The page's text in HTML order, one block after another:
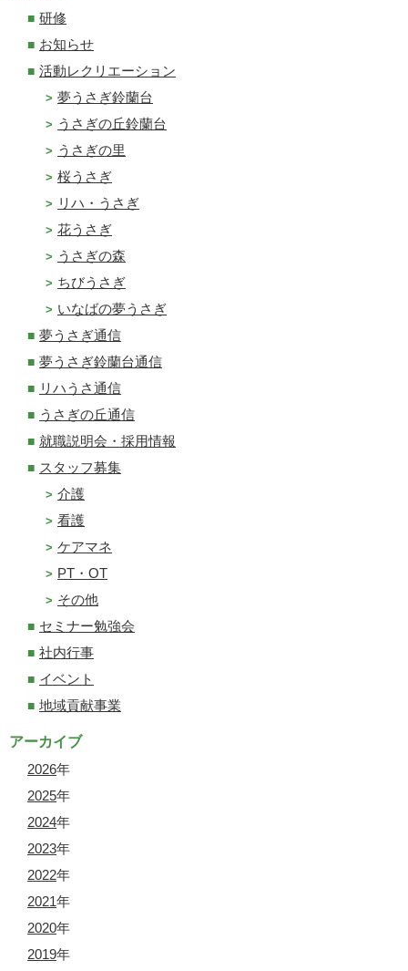
研修
お知らせ
活動レクリエーション
夢うさぎ鈴蘭台
うさぎの丘鈴蘭台
うさぎの里
桜うさぎ
リハ・うさぎ
花うさぎ
うさぎの森
ちびうさぎ
いなばの夢うさぎ
夢うさぎ通信
夢うさぎ鈴蘭台通信
リハうさ通信
うさぎの丘通信
就職説明会・採用情報
スタッフ募集
介護
看護
ケアマネ
PT・OT
その他
セミナー勉強会
社内行事
イベント
地域貢献事業
アーカイブ
2026年
2025年
2024年
2023年
2022年
2021年
2020年
2019年